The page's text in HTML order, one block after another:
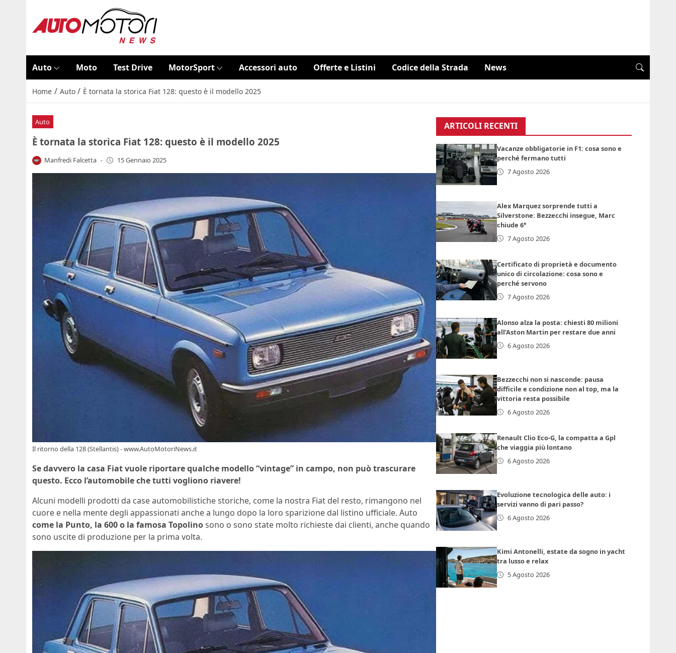
Auto Moto Test Drive MotorSport Accessori auto Offerte e Listini Codice della Strada News
Home / Auto / È tornata la storica Fiat 128: questo è il modello 2025
Auto
È tornata la storica Fiat 128: questo è il modello 2025
Manfredi Falcetta - 15 Gennaio 2025
Il ritorno della 128 (Stellantis) - www.AutoMotoriNews.it
Se davvero la casa Fiat vuole riportare qualche modello “vintage” in campo, non può trascurare
questo. Ecco l’automobile che tutti vogliono riavere!
Alcuni modelli prodotti da case automobilistiche storiche, come la nostra Fiat del resto, rimangono nel
cuore e nella mente degli appassionati anche a lungo dopo la loro sparizione dal listino ufficiale. Auto
come la Punto, la 600 o la famosa Topolinosono o sono state molto richieste dai clienti, anche quando
sono uscite di produzione per la prima volta.
ARTICOLI RECENTI
Vacanze obbligatorie in F1: cosa sono e
perché fermano tutti
7 Agosto 2026
Alex Marquez sorprende tutti a
Silverstone: Bezzecchi insegue, Marc
chiude 6°
7 Agosto 2026
Certificato di proprietà e documento
unico di circolazione: cosa sono e
perché servono
7 Agosto 2026
Alonso alza la posta: chiesti 80 milioni
all’Aston Martin per restare due anni
6 Agosto 2026
Bezzecchi non si nasconde: pausa
difficile e condizione non al top, ma la
vittoria resta possibile
6 Agosto 2026
Renault Clio Eco-G, la compatta a Gpl
che viaggia più lontano
6 Agosto 2026
Evoluzione tecnologica delle auto: i
servizi vanno di pari passo?
6 Agosto 2026
Kimi Antonelli, estate da sogno in yacht
tra lusso e relax
5 Agosto 2026